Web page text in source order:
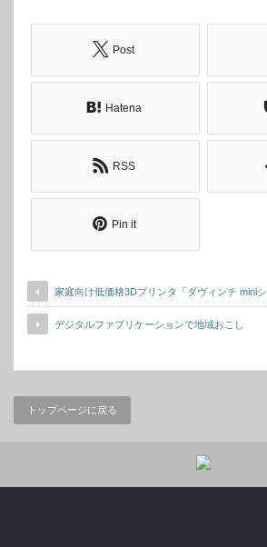
Post
Hatena
RSS
Pin it
家庭向け低価格3Dプリンタ「ダヴィンチ mini
デジタルファブリケーションで地域おこし
トップページに戻る